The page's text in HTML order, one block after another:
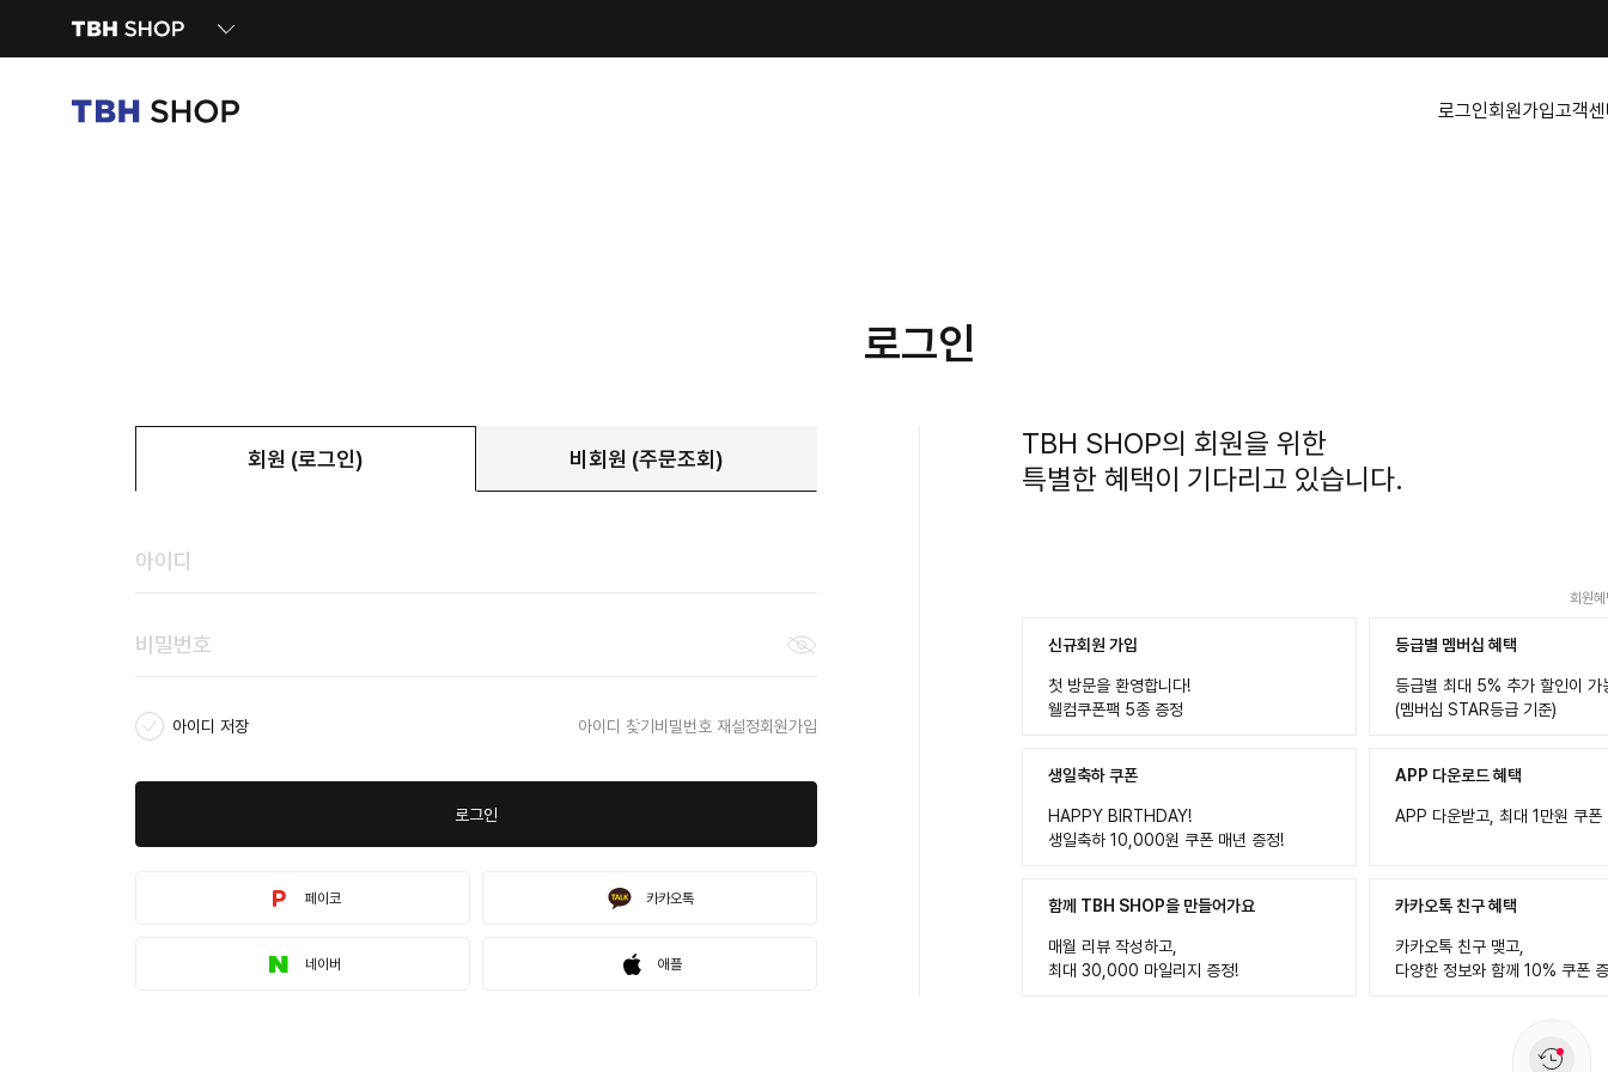
로그인회원가입고객
로그인
회원 (로그인) 비회원 (주문조회)
아이디 저장 아이디 찾기 비밀번호 재설정회원가입
로그인
페이코 카카오톡
네이버 애플
TBH SHOP의 회원을 위한
특별한 혜택이 기다리고 있습니다.
회원
신규회원 가입
첫 방문을 환영합니다!
웰컴쿠폰팩 5종 증정
등급별 멤버십 혜택
등급별 최대 5% 추가 할인이 가
(멤버십 STAR등급 기준)
생일축하 쿠폰
HAPPY BIRTHDAY!
생일축하 10,000원 쿠폰 매년 증정!
APP 다운로드 혜택
APP 다운받고, 최대 1만원 쿠폰
함께 TBH SHOP을 만들어가요
매월 리뷰 작성하고,
최대 30,000 마일리지 증정!
카카오톡 친구 혜택
카카오톡 친구 맺고,
다양한 정보와 함께 10% 쿠폰